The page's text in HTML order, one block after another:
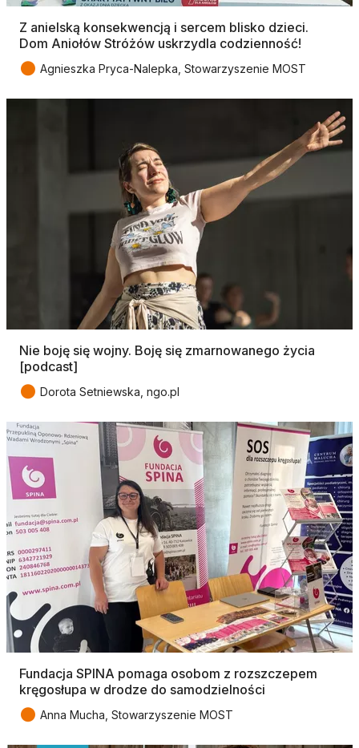
Z anielską konsekwencją i sercem blisko dzieci.
Dom Aniołów Stróżów uskrzydla codzienność!
● Agnieszka Pryca-Nalepka, Stowarzyszenie MOST
Nie boję się wojny. Boję się zmarnowanego życia
[podcast]
● Dorota Setniewska, ngo.pl
Fundacja SPINA pomaga osobom z rozszczepem
kręgosłupa w drodze do samodzielności
● Anna Mucha, Stowarzyszenie MOST